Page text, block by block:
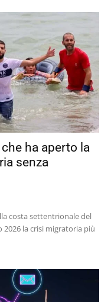
ha aperto la
senza
costa settentrionale del
2026 la crisi migratoria più